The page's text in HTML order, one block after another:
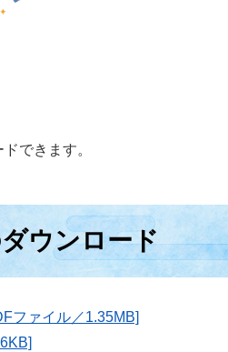
できます。
ウンロード
ファイル／1.35MB]